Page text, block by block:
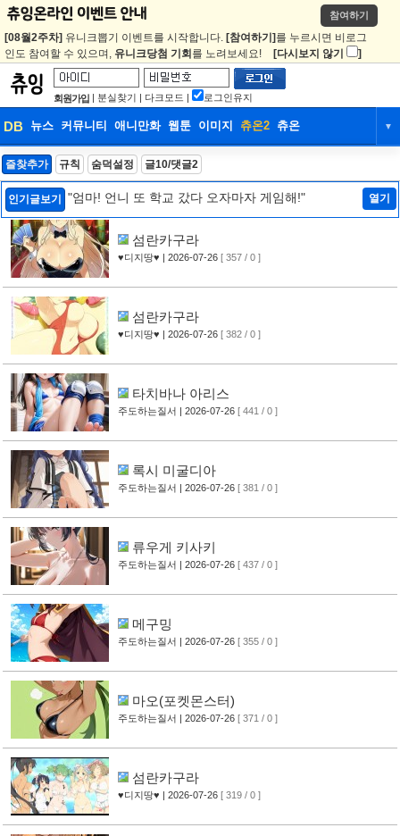
참여하기
[08월2주차] 유니크뽑기 이벤트를 시작합니다. [참여하기] 를 누르시면 비로그
인도 참여할 수 있으며, 유니크당첨 기회 를 노려보세요! [다시보지 않기 ]
회원가입 | 분실찾기 | 다크모드 | 로그인유지
DB 뉴스 커뮤니티 애니만화 웹툰 이미지 츄온2 츄온 ▼
DB 뉴스
웹툰 이미지 츄온2
즐찾추가 규칙 숨덕설정 글10/댓글2
인기글보기 "엄마! 언니 또 학교 갔다 오자마자 게임해!" 열기
섬란카구라
♥디지땅♥ | 2026-07-26 [ 357 / 0 ]
섬란카구라
♥디지땅♥ | 2026-07-26 [ 382 / 0 ]
타치바나 아리스
주도하는질서 | 2026-07-26 [ 441 / 0 ]
록시 미굴디아
주도하는질서 | 2026-07-26 [ 381 / 0 ]
류우게 키사키
주도하는질서 | 2026-07-26 [ 437 / 0 ]
메구밍
주도하는질서 | 2026-07-26 [ 355 / 0 ]
마오(포켓몬스터)
주도하는질서 | 2026-07-26 [ 371 / 0 ]
섬란카구라
♥디지땅♥ | 2026-07-26 [ 319 / 0 ]